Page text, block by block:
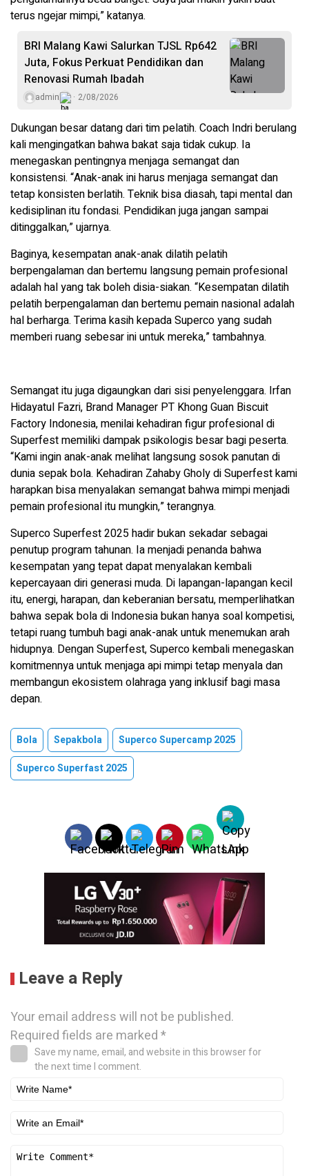
terus ngejar mimpi,” katanya.
BRI Malang Kawi Salurkan TJSL Rp642
Juta, Fokus Perkuat Pendidikan dan
Renovasi Rumah Ibadah
admin 2/08/2026
Dukungan besar datang dari tim pelatih. Coach Indri berulang
kali mengingatkan bahwa bakat saja tidak cukup. Ia
menegaskan pentingnya menjaga semangat dan
konsistensi. “Anak-anak ini harus menjaga semangat dan
tetap konsisten berlatih. Teknik bisa diasah, tapi mental dan
kedisiplinan itu fondasi. Pendidikan juga jangan sampai
ditinggalkan,” ujarnya.
Baginya, kesempatan anak-anak dilatih pelatih
berpengalaman dan bertemu langsung pemain profesional
adalah hal yang tak boleh disia-siakan. “Kesempatan dilatih
pelatih berpengalaman dan bertemu pemain nasional adalah
hal berharga. Terima kasih kepada Superco yang sudah
memberi ruang sebesar ini untuk mereka,” tambahnya.
Semangat itu juga digaungkan dari sisi penyelenggara. Irfan
Hidayatul Fazri, Brand Manager PT Khong Guan Biscuit
Factory Indonesia, menilai kehadiran figur profesional di
Superfest memiliki dampak psikologis besar bagi peserta.
“Kami ingin anak-anak melihat langsung sosok panutan di
dunia sepak bola. Kehadiran Zahaby Gholy di Superfest kami
harapkan bisa menyalakan semangat bahwa mimpi menjadi
pemain profesional itu mungkin,” terangnya.
Superco Superfest 2025 hadir bukan sekadar sebagai
penutup program tahunan. Ia menjadi penanda bahwa
kesempatan yang tepat dapat menyalakan kembali
kepercayaan diri generasi muda. Di lapangan-lapangan kecil
itu, energi, harapan, dan keberanian bersatu, memperlihatkan
bahwa sepak bola di Indonesia bukan hanya soal kompetisi,
tetapi ruang tumbuh bagi anak-anak untuk menemukan arah
hidupnya. Dengan Superfest, Superco kembali menegaskan
komitmennya untuk menjaga api mimpi tetap menyala dan
membangun ekosistem olahraga yang inklusif bagi masa
depan.
Bola Sepakbola
Superco Supercamp 2025
Superco Superfast 2025
Leave a Reply
Your email address will not be published.
Required fields are marked*
Save my name, email, and website in this browser for
the next time I comment.